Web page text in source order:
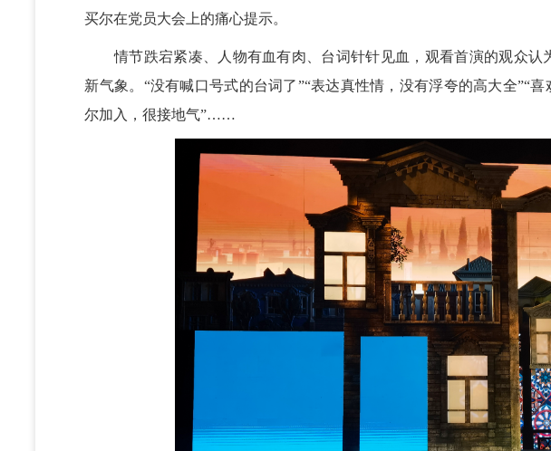
买尔在党员大会上的痛心提示。
情节跌宕紧凑、人物有血有肉、台词针针见血，观看首演的观众认
新气象。“没有喊口号式的台词了”“表达真性情，没有浮夸的高大全”“
尔加入，很接地气”……